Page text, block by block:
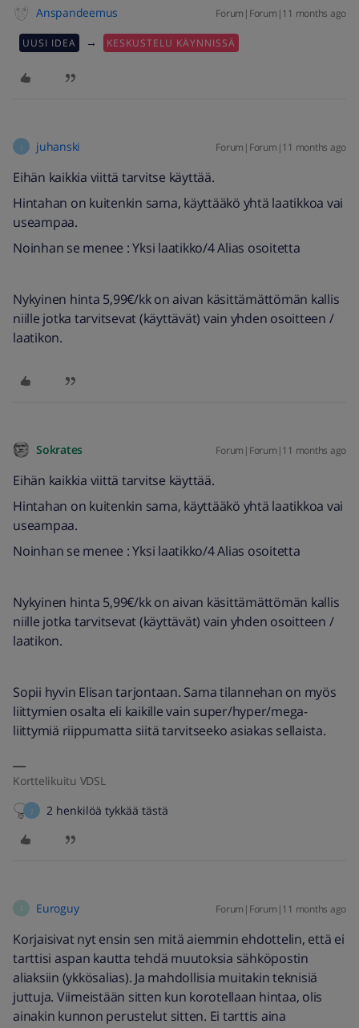
Anspandeemus Forum|Forum|11 months ago
UUSI IDEA → KESKUSTELU KÄYNNISSÄ
juhanski Forum|Forum|11 months ago
Eihän kaikkia viittä tarvitse käyttää.
Hintahan on kuitenkin sama, käyttääkö yhtä laatikkoa vai
useampaa.
Noinhan se menee : Yksi laatikko/4 Alias osoitetta
Nykyinen hinta 5,99€/kk on aivan käsittämättömän kallis
niille jotka tarvitsevat (käyttävät) vain yhden osoitteen /
laatikon.
Sokrates Forum|Forum|11 months ago
Eihän kaikkia viittä tarvitse käyttää.
Hintahan on kuitenkin sama, käyttääkö yhtä laatikkoa vai
useampaa.
Noinhan se menee : Yksi laatikko/4 Alias osoitetta
Nykyinen hinta 5,99€/kk on aivan käsittämättömän kallis
niille jotka tarvitsevat (käyttävät) vain yhden osoitteen /
laatikon.
Sopii hyvin Elisan tarjontaan. Sama tilannehan on myös
liittymien osalta eli kaikille vain super/hyper/mega-
liittymiä riippumatta siitä tarvitseeko asiakas sellaista.
Korttelikuitu VDSL
2 henkilöä tykkää tästä
Euroguy Forum|Forum|11 months ago
Korjaisivat nyt ensin sen mitä aiemmin ehdottelin, että ei
tarttisi aspan kautta tehdä muutoksia sähköpostin
aliaksiin (ykkösalias). Ja mahdollisia muitakin teknisiä
juttuja. Viimeistään sitten kun korotellaan hintaa, olis
ainakin kunnon perustelut sitten. Ei tarttis aina